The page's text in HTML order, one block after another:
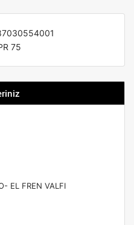
75
EL FREN VALFI